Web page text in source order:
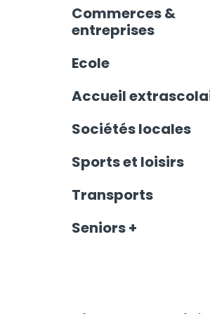
Commerces &
entreprises
Ecole
Accueil
Sociétés locales
Sports et loisirs
Transports
Seniors +